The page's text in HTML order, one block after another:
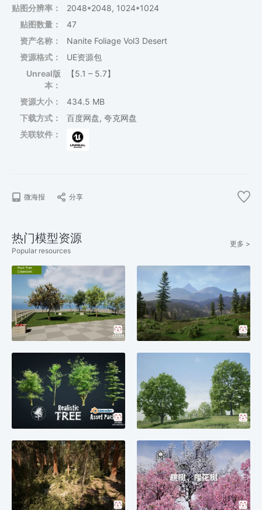
贴图分辨率：
2048*2048, 1024*1024
贴图数量：
47
资产名称：
Nanite Foliage Vol3 Desert
资源格式：
UE资源包
Unreal版
本：
【5.1 – 5.7】
资源大小：
434.5 MB
下载方式：
百度网盘, 夸克网盘
关联软件：
微海报 分享
热门模型资源
Popular resources
更多 >